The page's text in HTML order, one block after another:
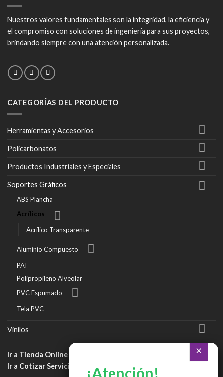
Nuestros valores fundamentales son la integridad, la eficiencia y
el compromiso con soluciones de ingeniería para sus proyectos,
brindando siempre con una atención personalizada.
CATEGORÍAS DEL PRODUCTO
Herramientas y Accesorios
Policarbonatos
Productos Industriales y Especiales
Soportes Gráficos
ABS Plancha
Acrílicos
Acrílico Transparente
Aluminio Compuesto
PAI
Polipropileno Alveolar
PVC Espumado
Tela PVC
Vinilos
Ir a Tienda Online
Ir a Cotizar Servicios